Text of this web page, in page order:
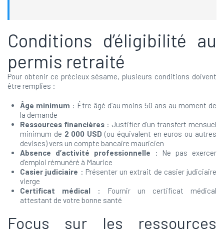
Conditions d’éligibilité au
permis retraité
Pour obtenir ce précieux sésame, plusieurs conditions doivent
être remplies :
Âge minimum : Être âgé d’au moins 50 ans au moment de
la demande
Ressources financières : Justifier d’un transfert mensuel
minimum de 2 000 USD (ou équivalent en euros ou autres
devises) vers un compte bancaire mauricien
Absence d’activité professionnelle : Ne pas exercer
d’emploi rémunéré à Maurice
Casier judiciaire : Présenter un extrait de casier judiciaire
vierge
Certificat médical : Fournir un certificat médical
attestant de votre bonne santé
Focus sur les ressources